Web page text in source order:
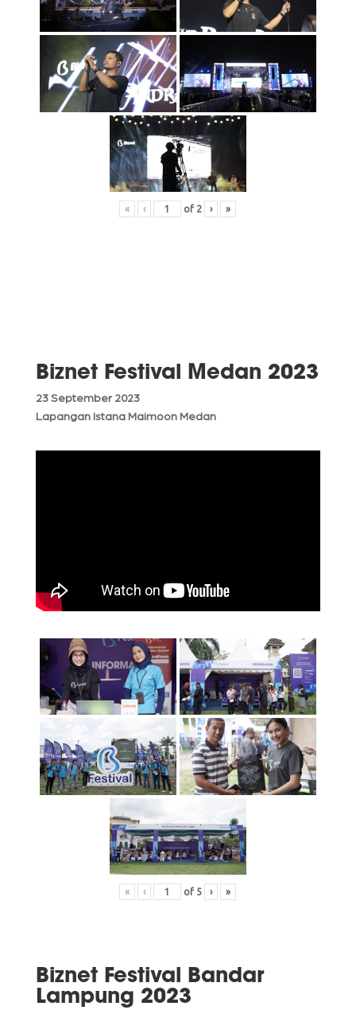
« ‹ of 2 › »
Biznet Festival Medan 2023
23 September 2023
Lapangan Istana Maimoon Medan
« ‹ of 5 › »
Biznet Festival Bandar
Lampung 2023